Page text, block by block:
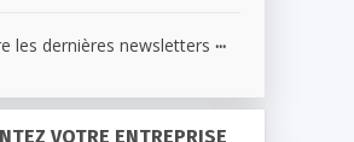
les dernières newsletters ...
VOTRE ENTREPRISE